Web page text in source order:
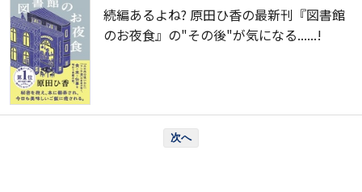
続編あるよね? 原田ひ香の最新刊『図書館
のお夜食』の"その後"が気になる......!
次へ